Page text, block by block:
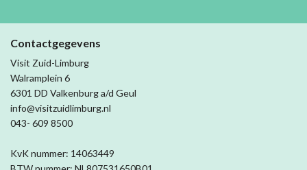
Contactgegevens
Visit Zuid-Limburg
Walramplein 6
6301 DD Valkenburg a/d Geul
info@visitzuidlimburg.nl
043- 609 8500
KvK nummer: 14063449